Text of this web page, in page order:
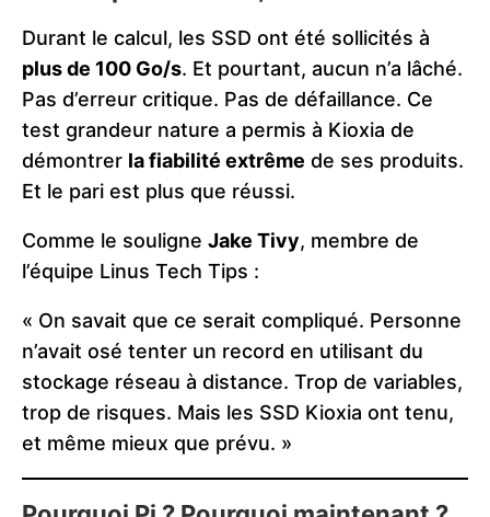
Durant le calcul, les SSD ont été sollicités à
plus de 100 Go/s. Et pourtant, aucun n’a lâché.
Pas d’erreur critique. Pas de défaillance. Ce
test grandeur nature a permis à Kioxia de
démontrer la fiabilité extrême de ses produits.
Et le pari est plus que réussi.
Comme le souligne Jake Tivy, membre de
l’équipe Linus Tech Tips :
« On savait que ce serait compliqué. Personne
n’avait osé tenter un record en utilisant du
stockage réseau à distance. Trop de variables,
trop de risques. Mais les SSD Kioxia ont tenu,
et même mieux que prévu. »